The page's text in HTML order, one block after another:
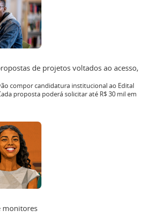
de projetos voltados ao acesso,
compor candidatura institucional ao Edital
proposta poderá solicitar até R$ 30 mil em
monitores